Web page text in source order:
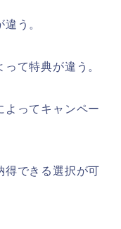
う。
て特典が違う。
よってキャンペー
得できる選択が可